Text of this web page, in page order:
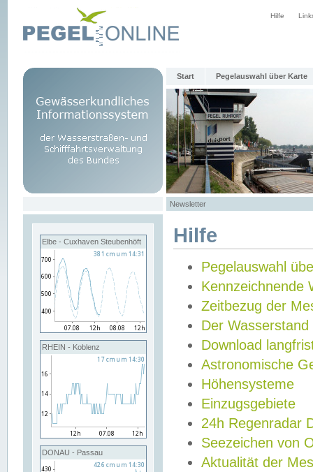
Hilfe
Start Pegelauswahl über Karte
Newsletter
Elbe - Cuxhaven Steubenhöft
RHEIN - Koblenz
DONAU - Passau
Hilfe
Pegelauswahl
Kennzeichnende
Zeitbezug der
Der Wasserstand
Download
Astronomische
Höhensysteme
Einzugsgebiete
24h Regenradar
Seezeichen von
Aktualität der